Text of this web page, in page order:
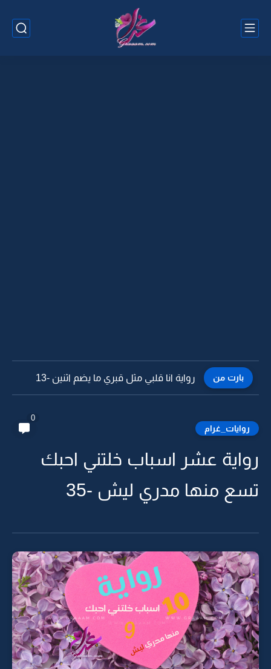
بارت من رواية انا قلبي مثل قبري ما يضم اثنين -12
روايات_غرام
0
رواية عشر اسباب خلتني احبك
تسع منها مدري ليش -35